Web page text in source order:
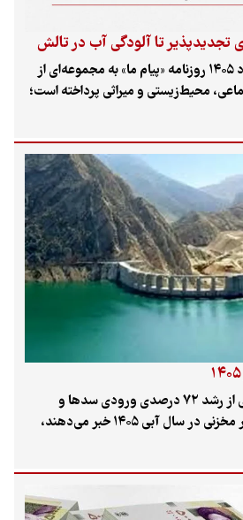
تجدیدپذیر تا آلودگی آب در تالش
شماره شنبه هفدهم مرداد ۱۴۰۵ روزنامه «پیام ما» به مجموعه‌ای از
محیط‌زیستی و میراثی پرداخته است؛
آلودگی چاه‌های آب در تالش و روایت
در آستانه روز خبرنگار.
در حالی که آمارهای رسمی از رشد ۷۲ درصدی ورودی سدها و
افزایش ۳۷ درصدی ذخایر مخزنی در سال آبی ۱۴۰۵ خبر می‌دهند،
زیرزمینی و سطحی است که لزوم
تقاضا را بیش از پیش نمایان می‌کند.